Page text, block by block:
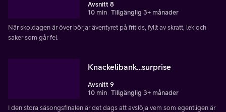
Avsnitt 8
10 min Tillgänglig 3+ månader
När skoldagen är över börjar äventyret på fritids, fyllt av skratt, lek och
saker som går fel.
Knackelibank…surprise
Avsnitt 9
10 min Tillgänglig 3+ månader
I den stora säsongsfinalen är det dags att avslöja vem som egentligen är